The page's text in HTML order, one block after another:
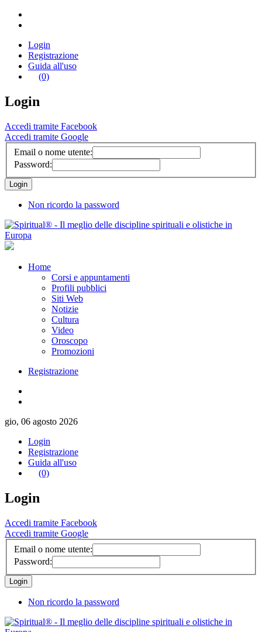
Login
Registrazione
Guida all'uso
(0)
Login
Accedi tramite Facebook
Accedi tramite Google
Email o nome utente:
Password:
Non ricordo la password
Home
Corsi e appuntamenti
Profili pubblici
Siti Web
Notizie
Cultura
Video
Oroscopo
Promozioni
Registrazione
gio, 06 agosto 2026
Login
Registrazione
Guida all'uso
(0)
Login
Accedi tramite Facebook
Accedi tramite Google
Email o nome utente:
Password:
Non ricordo la password